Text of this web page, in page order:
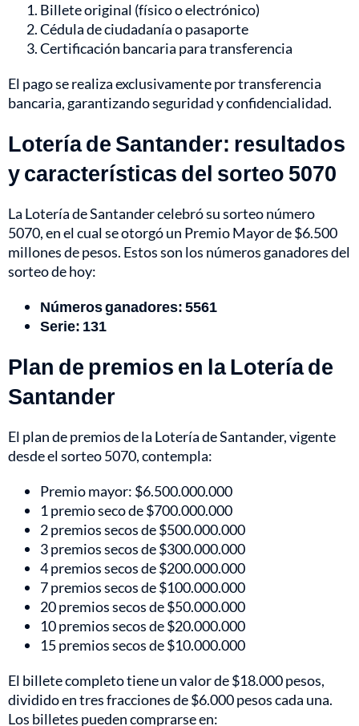
Billete original (físico o electrónico)
Cédula de ciudadanía o pasaporte
Certificación bancaria para transferencia
El pago se realiza exclusivamente por transferencia
bancaria, garantizando seguridad y confidencialidad.
Lotería de Santander: resultados
y características del sorteo 5070
La Lotería de Santander celebró su sorteo número
5070, en el cual se otorgó un Premio Mayor de $6.500
millones de pesos. Estos son los números ganadores del
sorteo de hoy:
Números ganadores: 5561
Serie: 131
Plan de premios en la Lotería de
Santander
El plan de premios de la Lotería de Santander, vigente
desde el sorteo 5070, contempla:
Premio mayor: $6.500.000.000
1 premio seco de $700.000.000
2 premios secos de $500.000.000
3 premios secos de $300.000.000
4 premios secos de $200.000.000
7 premios secos de $100.000.000
20 premios secos de $50.000.000
10 premios secos de $20.000.000
15 premios secos de $10.000.000
El billete completo tiene un valor de $18.000 pesos,
dividido en tres fracciones de $6.000 pesos cada una.
Los billetes pueden comprarse en: